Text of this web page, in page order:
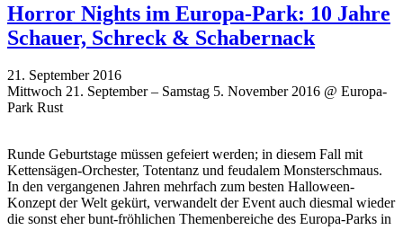
Horror Nights im Europa-Park: 10 Jahre
Schauer, Schreck & Schabernack
21. September 2016
Mittwoch 21. September – Samstag 5. November 2016 @ Europa-
Park Rust
Runde Geburtstage müssen gefeiert werden; in diesem Fall mit
Kettensägen-Orchester, Totentanz und feudalem Monsterschmaus.
In den vergangenen Jahren mehrfach zum besten Halloween-
Konzept der Welt gekürt, verwandelt der Event auch diesmal wieder
die sonst eher bunt-fröhlichen Themenbereiche des Europa-Parks in